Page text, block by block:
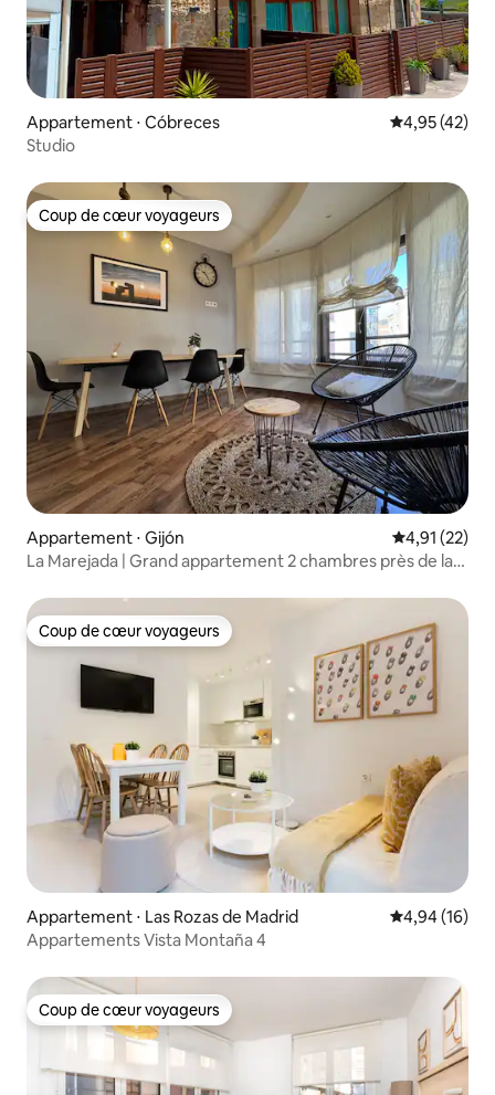
Appartement ⋅ Cóbreces Évaluation
4,95 (42)
Studio
Coup de cœur voyageurs
Coup de cœur voyageurs
Appartement ⋅ Gijón Évaluation
4,91 (22)
La Marejada | Grand appartement 2 chambres près de la
Coup de cœur voyageurs
Coup de cœur voyageurs
Appartement ⋅ Las Rozas de Madrid Évaluation
4,94 (16)
Appartements Vista Montaña 4
Coup de cœur voyageurs
Coup de cœur voyageurs